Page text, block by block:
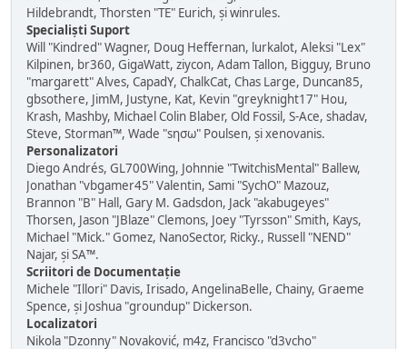
Hildebrandt, Thorsten "TE" Eurich, și winrules.
Specialiști Suport
Will "Kindred" Wagner, Doug Heffernan, lurkalot, Aleksi "Lex"
Kilpinen, br360, GigaWatt, ziycon, Adam Tallon, Bigguy, Bruno
"margarett" Alves, CapadY, ChalkCat, Chas Large, Duncan85,
gbsothere, JimM, Justyne, Kat, Kevin "greyknight17" Hou,
Krash, Mashby, Michael Colin Blaber, Old Fossil, S-Ace, shadav,
Steve, Storman™, Wade "sησω" Poulsen, și xenovanis.
Personalizatori
Diego Andrés, GL700Wing, Johnnie "TwitchisMental" Ballew,
Jonathan "vbgamer45" Valentin, Sami "SychO" Mazouz,
Brannon "B" Hall, Gary M. Gadsdon, Jack "akabugeyes"
Thorsen, Jason "JBlaze" Clemons, Joey "Tyrsson" Smith, Kays,
Michael "Mick." Gomez, NanoSector, Ricky., Russell "NEND"
Najar, și SA™.
Scriitori de Documentație
Michele "Illori" Davis, Irisado, AngelinaBelle, Chainy, Graeme
Spence, și Joshua "groundup" Dickerson.
Localizatori
Nikola "Dzonny" Novaković, m4z, Francisco "d3vcho"